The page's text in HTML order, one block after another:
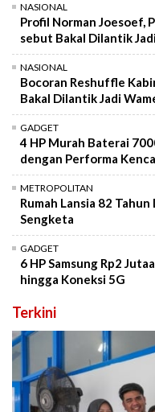
NASIONAL
Profil Norman Joesoef,
sebut Bakal Dilantik
NASIONAL
Bocoran Reshuffle
Bakal Dilantik Jadi
GADGET
4 HP Murah Baterai
dengan Performa
METROPOLITAN
Rumah Lansia 82
Sengketa
GADGET
6 HP Samsung Rp2
hingga Koneksi 5G
Terkini